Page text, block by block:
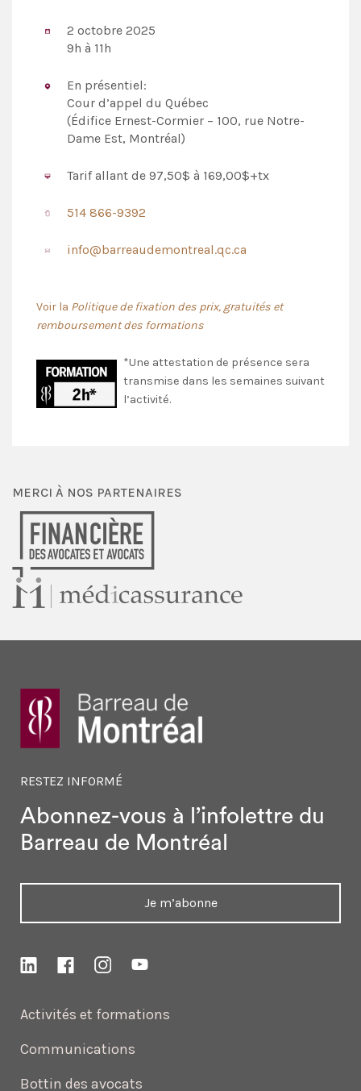
2 octobre 2025
9h à 11h
En présentiel:
Cour d’appel du Québec
(Édifice Ernest-Cormier – 100, rue Notre-
Dame Est, Montréal)
Tarif allant de 97,50$ à 169,00$+tx
514 866-9392
info@barreaudemontreal.qc.ca
Voir la Politique de fixation des prix, gratuités et
remboursement des formations
*Une attestation de présence sera
transmise dans les semaines suivant
l’activité.
MERCI À NOS PARTENAIRES
Activités et formations
Communications
Bottin des avocats
RESTEZ INFORMÉ
Abonnez-vous à l’infolettre du
Barreau de Montréal
Je m’abonne